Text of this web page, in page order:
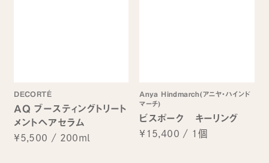
DECORTÉ
AQ ブースティングトリート
メントヘアセラム
¥5,500 / 200ml
Anya Hindmarch(アニヤ・ハインド
マーチ)
ビスポーク キーリング
¥15,400 / 1個